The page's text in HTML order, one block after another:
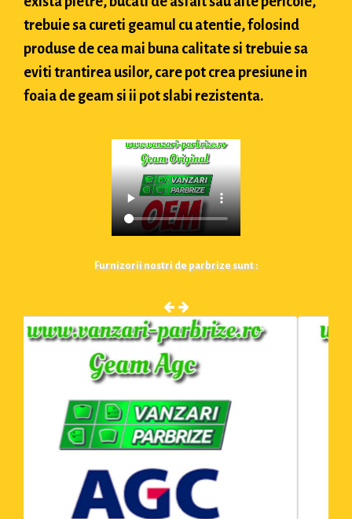
trebuie sa cureti geamul cu atentie, folosind
produse de cea mai buna calitate si trebuie sa
eviti trantirea usilor, care pot crea presiune in
foaia de geam si ii pot slabi rezistenta.
Furnizorii nostri de parbrize sunt :